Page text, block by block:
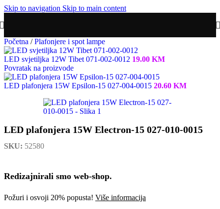
Skip to navigation Skip to main content
Početna / Plafonjere i spot lampe
LED svjetiljka 12W Tibet 071-002-0012 19.00 KM
Povratak na proizvode
LED plafonjera 15W Epsilon-15 027-004-0015 20.60 KM
LED plafonjera 15W Electron-15 027-010-0015
SKU: 52580
Redizajnirali smo web-shop.
Požuri i osvoji 20% popusta! Više informacija